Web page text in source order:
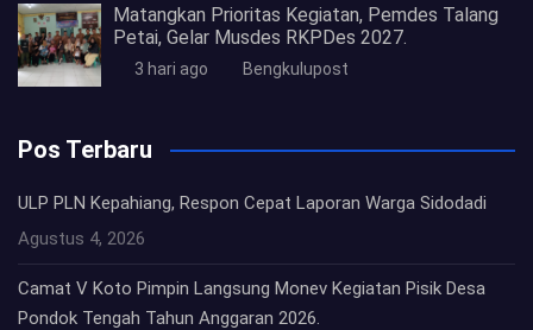
Matangkan Prioritas Kegiatan, Pemdes Talang
Petai, Gelar Musdes RKPDes 2027.
3 hari ago Bengkulupost
Pos Terbaru
ULP PLN Kepahiang, Respon Cepat Laporan Warga Sidodadi
Agustus 4, 2026
Camat V Koto Pimpin Langsung Monev Kegiatan Pisik Desa
Pondok Tengah Tahun Anggaran 2026.